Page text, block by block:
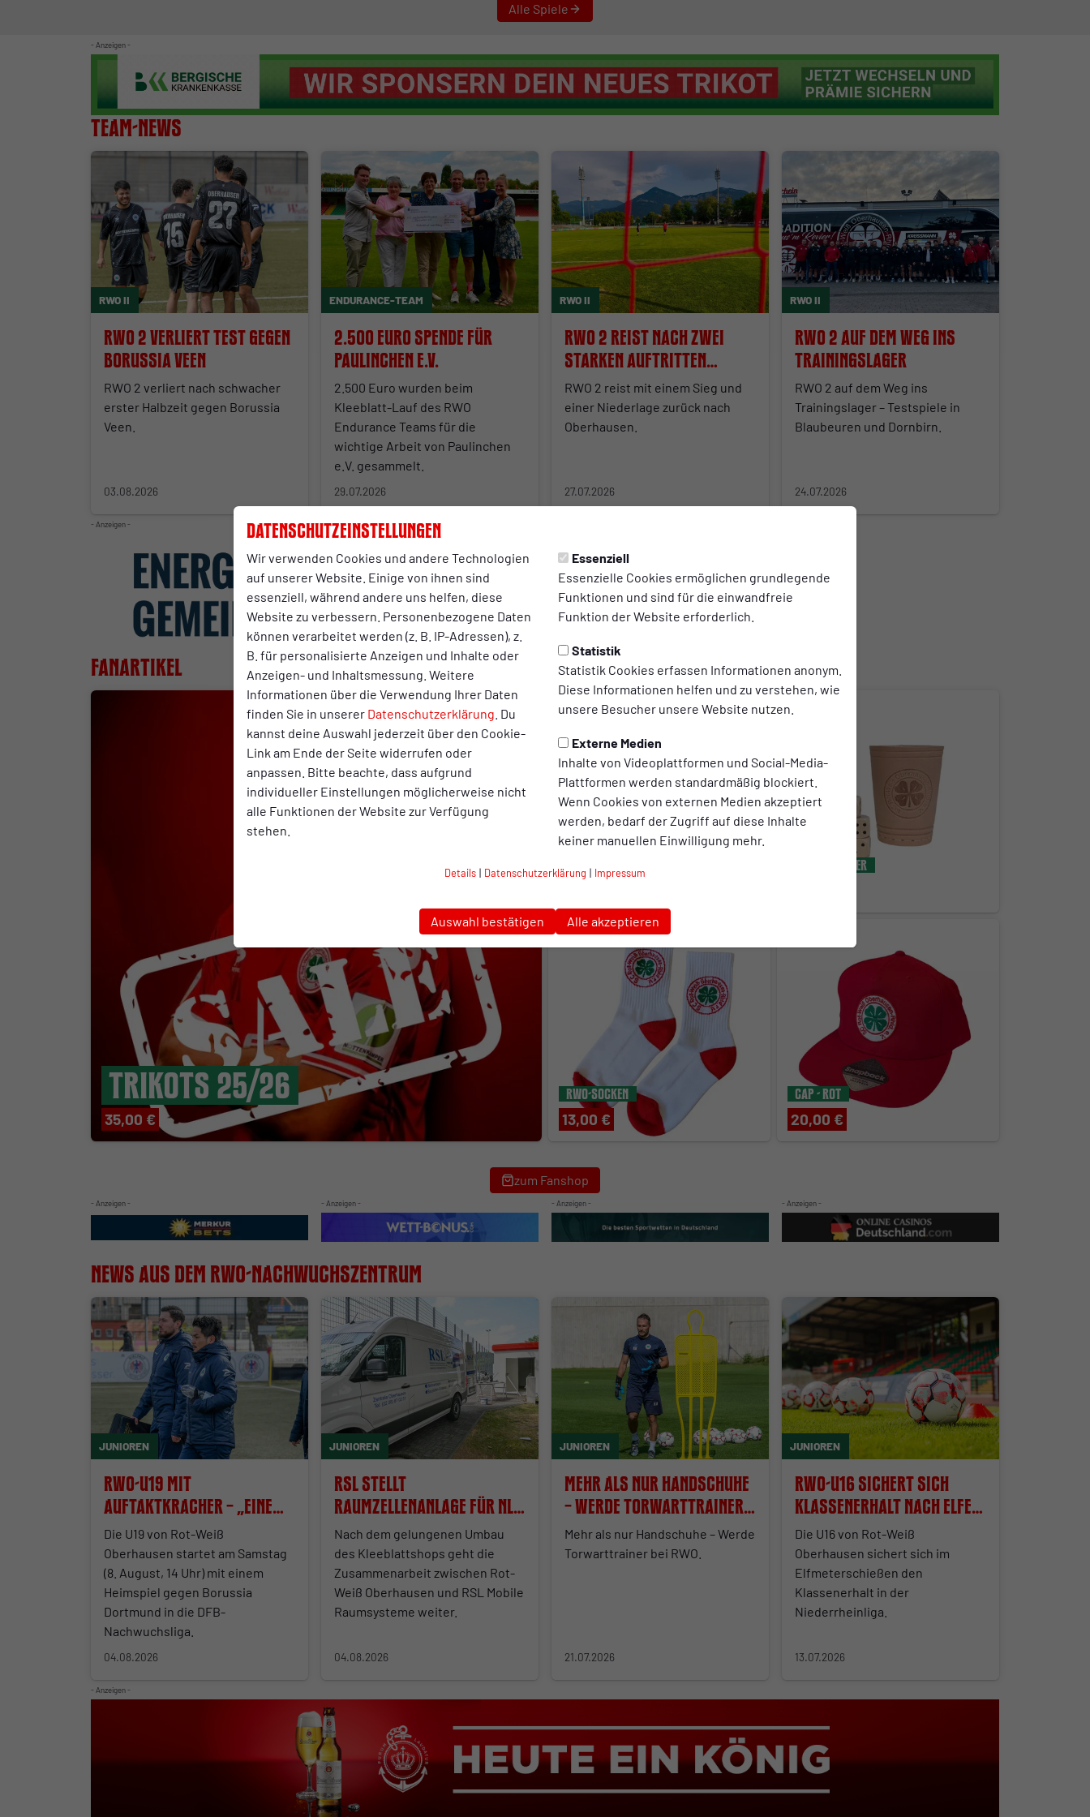
Datenschutzeinstellungen
Wir verwenden Cookies und andere Technologien
auf unserer Website. Einige von ihnen sind
essenziell, während andere uns helfen, diese
Website zu verbessern. Personenbezogene Daten
können verarbeitet werden (z. B. IP-Adressen), z.
B. für personalisierte Anzeigen und Inhalte oder
Anzeigen- und Inhaltsmessung. Weitere
Informationen über die Verwendung Ihrer Daten
finden Sie in unserer Datenschutzerklärung . Du
kannst deine Auswahl jederzeit über den Cookie-
Link am Ende der Seite widerrufen oder
anpassen. Bitte beachte, dass aufgrund
individueller Einstellungen möglicherweise nicht
alle Funktionen der Website zur Verfügung
stehen.
Essenziell
Essenzielle Cookies ermöglichen grundlegende
Funktionen und sind für die einwandfreie
Funktion der Website erforderlich.
Statistik
Statistik Cookies erfassen Informationen anonym.
Diese Informationen helfen und zu verstehen, wie
unsere Besucher unsere Website nutzen.
Externe Medien
Inhalte von Videoplattformen und Social-Media-
Plattformen werden standardmäßig blockiert.
Wenn Cookies von externen Medien akzeptiert
werden, bedarf der Zugriff auf diese Inhalte
keiner manuellen Einwilligung mehr.
Details | Datenschutzerklärung | Impressum
Auswahl bestätigen Alle akzeptieren
Alle Spiele
- Anzeigen -
Team-News
RWO II
RWO 2 verliert Test gegen
Borussia Veen
RWO 2 verliert nach schwacher
erster Halbzeit gegen Borussia
Veen.
03.08.2026
ENDURANCE-TEAM
2.500 Euro Spende für
Paulinchen e.V.
2.500 Euro wurden beim
Kleeblatt-Lauf des RWO
Endurance Teams für die
wichtige Arbeit von Paulinchen
e.V. gesammelt.
29.07.2026
RWO II
RWO 2 reist nach zwei
starken Auftritten
zurück
RWO 2 reist mit einem Sieg und
einer Niederlage zurück nach
Oberhausen.
27.07.2026
RWO II
RWO 2 auf dem Weg ins
Trainingslager
RWO 2 auf dem Weg ins
Trainingslager – Testspiele in
Blaubeuren und Dornbirn.
24.07.2026
- Anzeigen -
Fanartikel
Trikots 25/26
35,00 €
Sitzkissen Würfelbecher
RWO-Socken
13,00 €
Cap - rot
20,00 €
zum Fanshop
- Anzeigen - - Anzeigen - - Anzeigen - - Anzeigen -
News aus dem RWO-Nachwuchszentrum
JUNIOREN
RWO-U19 mit
Auftaktkracher – „Eine
echte
Standortbestimmung“
Die U19 von Rot-Weiß
Oberhausen startet am Samstag
(8. August, 14 Uhr) mit einem
Heimspiel gegen Borussia
Dortmund in die DFB-
Nachwuchsliga.
04.08.2026
JUNIOREN
RSL stellt
Raumzellenanlage für NLZ
bereit
Nach dem gelungenen Umbau
des Kleeblattshops geht die
Zusammenarbeit zwischen Rot-
Weiß Oberhausen und RSL Mobile
Raumsysteme weiter.
04.08.2026
JUNIOREN
Mehr als nur Handschuhe
– Werde Torwarttrainer
bei RWO
Mehr als nur Handschuhe – Werde
Torwarttrainer bei RWO.
21.07.2026
JUNIOREN
RWO-U16 sichert sich
Klassenerhalt nach Elfer-
Krimi
Die U16 von Rot-Weiß
Oberhausen sichert sich im
Elfmeterschießen den
Klassenerhalt in der
Niederrheinliga.
13.07.2026
- Anzeigen -